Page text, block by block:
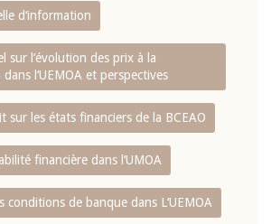
d‘information
sur l‘évolution des prix à la
l‘UEMOA et perspectives
sur les états financiers de la BCEAO
financière dans l‘UMOA
conditions de banque dans L‘UEMOA